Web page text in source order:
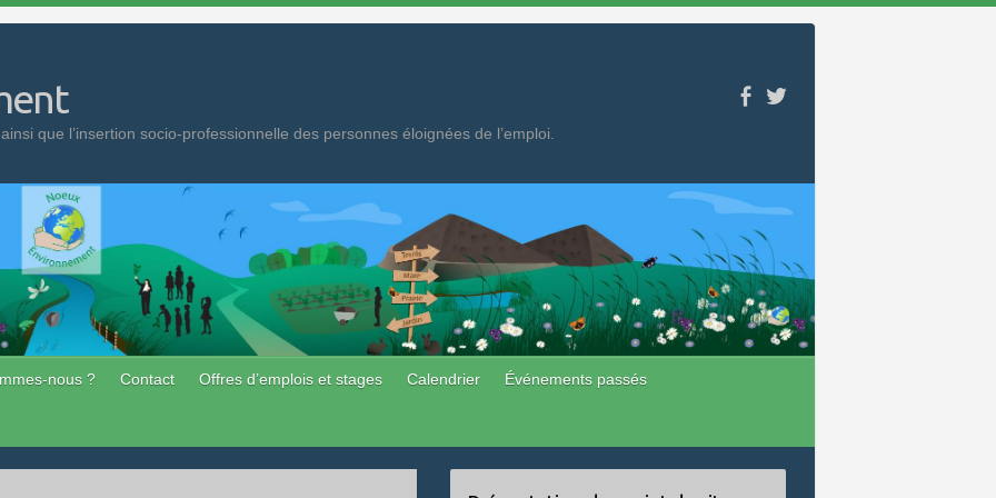
que l’insertion socio-professionnelle des personnes éloignées de l’emploi.
nous ? Contact Offres d’emplois et stages Calendrier Événements passés